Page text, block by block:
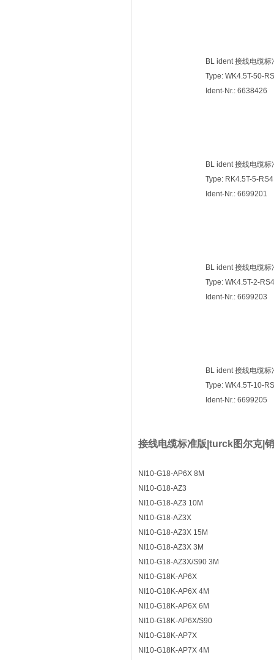
BL ident 接线电缆
Type: WK4.5T-50-
Ident-Nr.: 6638426
BL ident 接线电缆
Type: RK4.5T-5-
Ident-Nr.: 6699201
BL ident 接线电缆
Type: WK4.5T-2-
Ident-Nr.: 6699203
BL ident 接线电缆
Type: WK4.5T-10-
Ident-Nr.: 6699205
接线电缆标准版|turck图尔克|
NI10-G18-AP6X 8M
NI10-G18-AZ3
NI10-G18-AZ3 10M
NI10-G18-AZ3X
NI10-G18-AZ3X 15M
NI10-G18-AZ3X 3M
NI10-G18-AZ3X/S90 3M
NI10-G18K-AP6X
NI10-G18K-AP6X 4M
NI10-G18K-AP6X 6M
NI10-G18K-AP6X/S90
NI10-G18K-AP7X
NI10-G18K-AP7X 4M